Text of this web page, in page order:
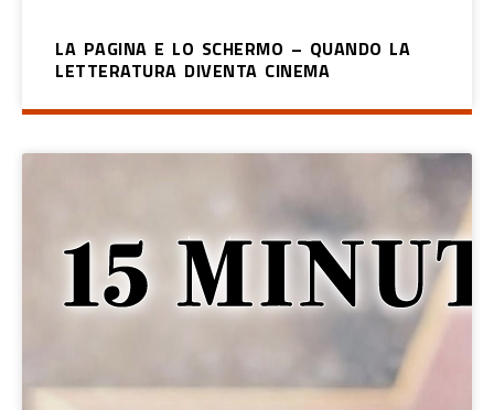
LA PAGINA E LO SCHERMO – QUANDO LA
LETTERATURA DIVENTA CINEMA